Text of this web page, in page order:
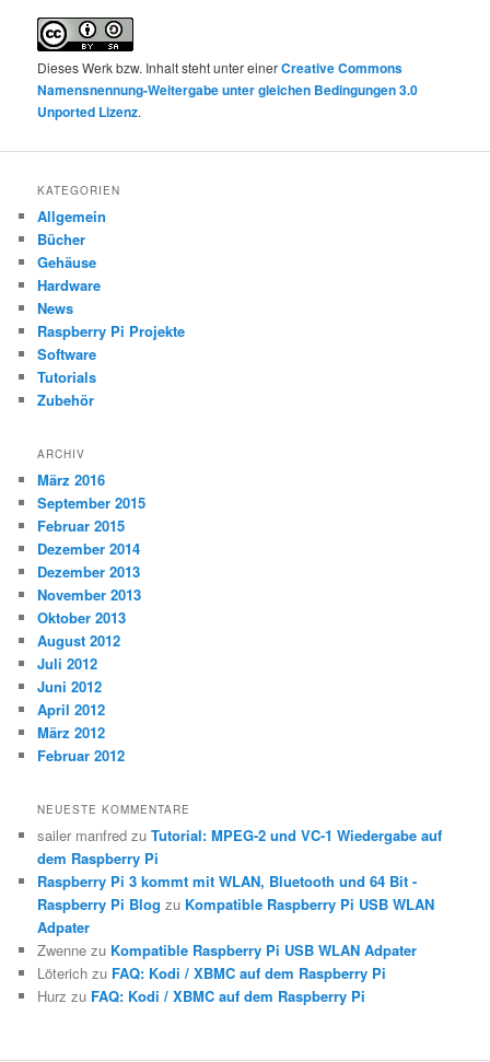
Dieses Werk bzw. Inhalt steht unter einerCreative Commons
Namensnennung-Weitergabe unter gleichen Bedingungen 3.0
Unported Lizenz.
KATEGORIEN
Allgemein
Bücher
Gehäuse
Hardware
News
Raspberry Pi Projekte
Software
Tutorials
Zubehör
ARCHIV
März 2016
September 2015
Februar 2015
Dezember 2014
Dezember 2013
November 2013
Oktober 2013
August 2012
Juli 2012
Juni 2012
April 2012
März 2012
Februar 2012
NEUESTE KOMMENTARE
sailer manfred zuTutorial: MPEG-2 und VC-1 Wiedergabe auf
dem Raspberry Pi
Raspberry Pi 3 kommt mit WLAN, Bluetooth und 64 Bit -
Raspberry Pi Blog zu Kompatible Raspberry Pi USB WLAN
Adpater
Zwenne zu Kompatible Raspberry Pi USB WLAN Adpater
Löterich zu FAQ: Kodi / XBMC auf dem Raspberry Pi
Hurz zu FAQ: Kodi / XBMC auf dem Raspberry Pi